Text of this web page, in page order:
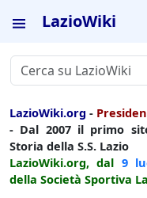
LazioWiki
LazioWiki.org -
- Dal 2007 il primo
Storia della S.S. Lazio
LazioWiki.org, dal 9
della Società Sportiva